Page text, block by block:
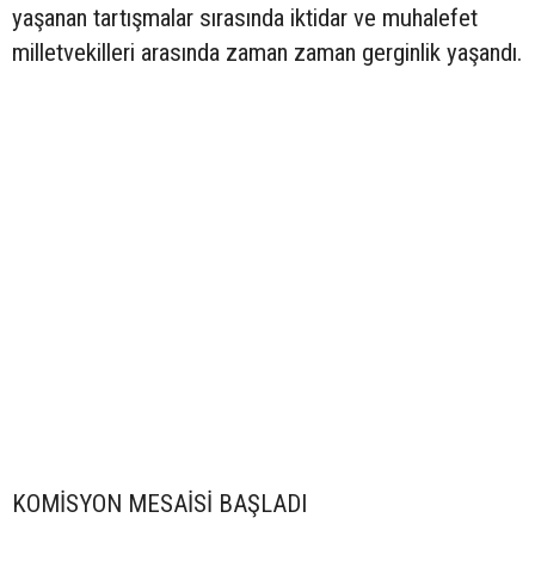
yaşanan tartışmalar sırasında iktidar ve muhalefet
milletvekilleri arasında zaman zaman gerginlik yaşandı.
KOMİSYON MESAİSİ BAŞLADI